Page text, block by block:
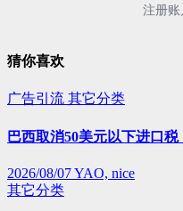
注册账
猜你喜欢
广告引流 其它分类
巴西取消50美元以下进口
2026/08/07YAO, nice
其它分类